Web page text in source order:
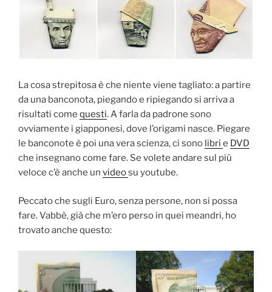
La cosa strepitosa è che niente viene tagliato: a partire
da una banconota, piegando e ripiegando si arriva a
risultati come questi. A farla da padrone sono
ovviamente i giapponesi, dove l’origami nasce. Piegare
le banconote è poi una vera scienza, ci sono libri e DVD
che insegnano come fare. Se volete andare sul più
veloce c’è anche un videosu youtube.
Peccato che sugli Euro, senza persone, non si possa
fare. Vabbè, già che m’ero perso in quei meandri, ho
trovato anche questo: